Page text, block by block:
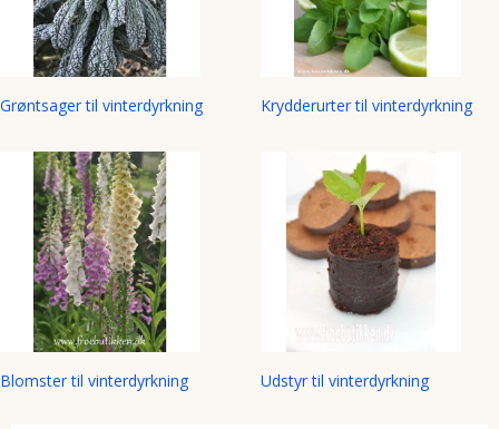
Grøntsager til vinterdyrkning Krydderurter til vinterdyrkning
Blomster til vinterdyrkning Udstyr til vinterdyrkning